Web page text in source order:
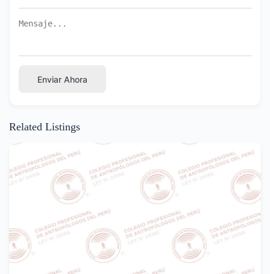
Enviar Ahora
Related Listings